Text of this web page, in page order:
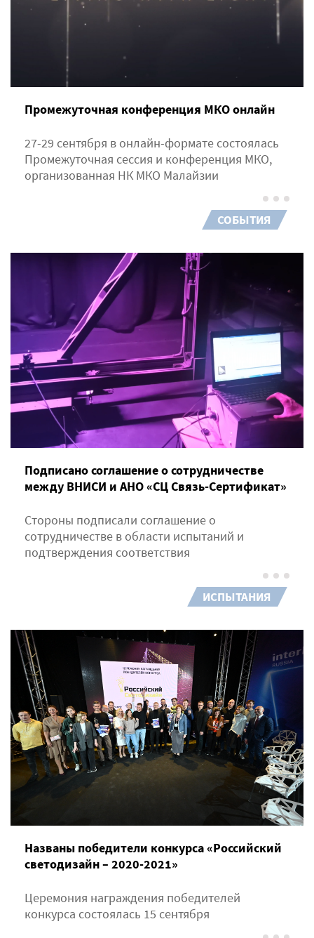
Промежуточная конференция МКО онлайн
27-29 сентября в онлайн-формате состоялась
Промежуточная сессия и конференция МКО,
организованная НК МКО Малайзии
СОБЫТИЯ
Подписано соглашение о сотрудничестве
между ВНИСИ и АНО «СЦ Связь-Сертификат»
Стороны подписали соглашение о
сотрудничестве в области испытаний и
подтверждения соответствия
ИСПЫТАНИЯ
Названы победители конкурса «Российский
светодизайн – 2020-2021»
Церемония награждения победителей
конкурса состоялась 15 сентября